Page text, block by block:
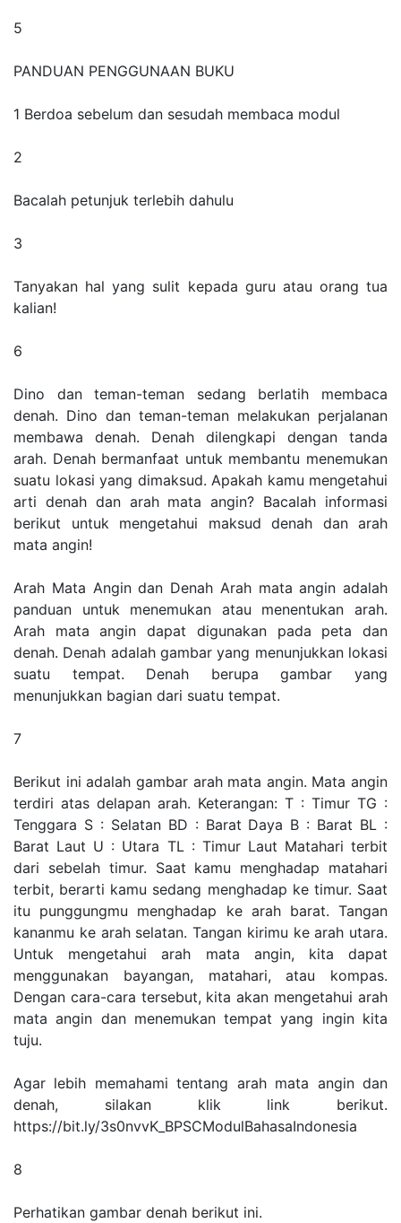
5
PANDUAN PENGGUNAAN BUKU
1 Berdoa sebelum dan sesudah membaca modul
2
Bacalah petunjuk terlebih dahulu
3
Tanyakan hal yang sulit kepada guru atau orang tua
kalian!
6
Dino dan teman-teman sedang berlatih membaca
denah. Dino dan teman-teman melakukan perjalanan
membawa denah. Denah dilengkapi dengan tanda
arah. Denah bermanfaat untuk membantu menemukan
suatu lokasi yang dimaksud. Apakah kamu mengetahui
arti denah dan arah mata angin? Bacalah informasi
berikut untuk mengetahui maksud denah dan arah
mata angin!
Arah Mata Angin dan Denah Arah mata angin adalah
panduan untuk menemukan atau menentukan arah.
Arah mata angin dapat digunakan pada peta dan
denah. Denah adalah gambar yang menunjukkan lokasi
suatu tempat. Denah berupa gambar yang
menunjukkan bagian dari suatu tempat.
7
Berikut ini adalah gambar arah mata angin. Mata angin
terdiri atas delapan arah. Keterangan: T : Timur TG :
Tenggara S : Selatan BD : Barat Daya B : Barat BL :
Barat Laut U : Utara TL : Timur Laut Matahari terbit
dari sebelah timur. Saat kamu menghadap matahari
terbit, berarti kamu sedang menghadap ke timur. Saat
itu punggungmu menghadap ke arah barat. Tangan
kananmu ke arah selatan. Tangan kirimu ke arah utara.
Untuk mengetahui arah mata angin, kita dapat
menggunakan bayangan, matahari, atau kompas.
Dengan cara-cara tersebut, kita akan mengetahui arah
mata angin dan menemukan tempat yang ingin kita
tuju.
Agar lebih memahami tentang arah mata angin dan
denah, silakan klik link berikut.
https://bit.ly/3s0nvvK_BPSCModulBahasaIndonesia
8
Perhatikan gambar denah berikut ini.